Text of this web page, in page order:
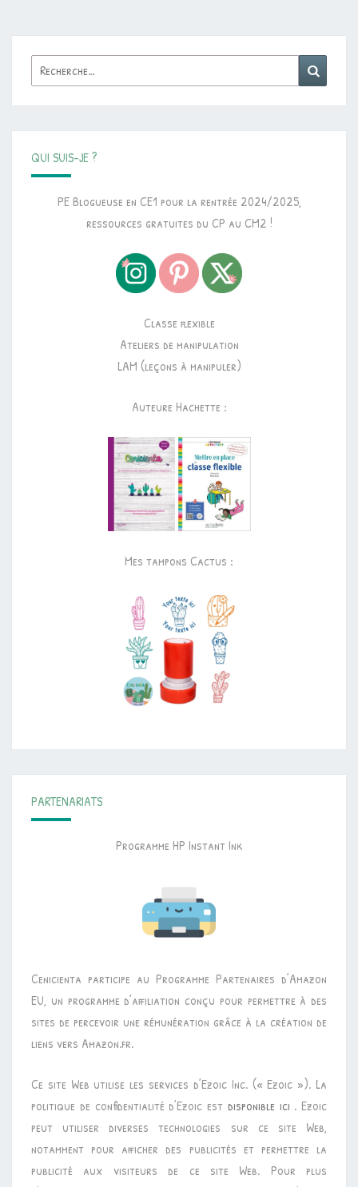
Rechercher :
QUI SUIS-JE ?
PE Blogueuse en CE1 pour la rentrée 2024/2025,
ressources gratuites du CP au CM2 !
Classe flexible
Ateliers de manipulation
LAM (leçons à manipuler)
Auteure Hachette :
Mes tampons Cactus :
PARTENARIATS
Programme HP Instant Ink
Cenicienta participe au Programme Partenaires d’Amazon
EU, un programme d’affiliation conçu pour permettre à des
sites de percevoir une rémunération grâce à la création de
liens vers Amazon.fr.
Ce site Web utilise les services d’Ezoic Inc. (« Ezoic »). La
politique de confidentialité d’Ezoic est disponible ici . Ezoic
peut utiliser diverses technologies sur ce site Web,
notamment pour afficher des publicités et permettre la
publicité aux visiteurs de ce site Web. Pour plus